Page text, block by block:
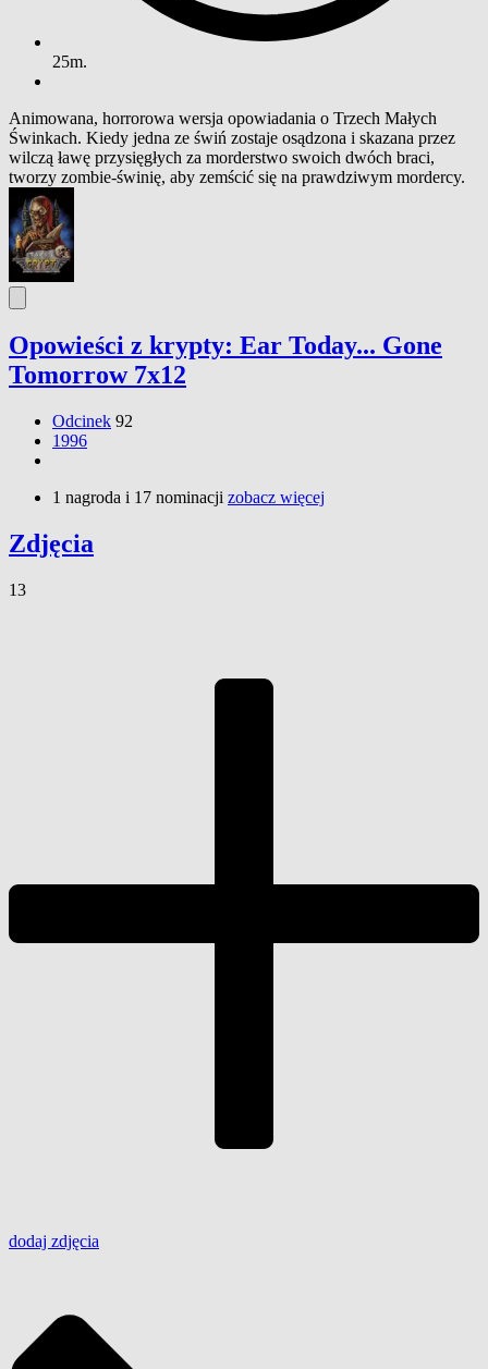
25m.
Animowana, horrorowa wersja opowiadania o Trzech Małych
Świnkach. Kiedy jedna ze świń zostaje osądzona i skazana przez
wilczą ławę przysięgłych za morderstwo swoich dwóch braci,
tworzy zombie-świnię, aby zemścić się na prawdziwym mordercy.
Opowieści z krypty: Ear Today... Gone
Tomorrow 7x12
Odcinek 92
1996
1 nagroda i 17 nominacji zobacz więcej
Zdjęcia
13
dodaj zdjęcia